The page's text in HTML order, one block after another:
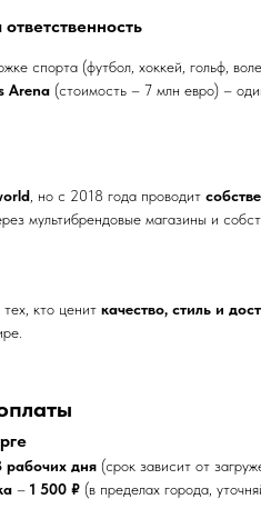
спорта (футбол, хоккей, гольф,
Arena (стоимость – 7 млн евро) –
, но с 2018 года проводит
мультибрендовые магазины и
кто ценит качество, стиль и
рабочих дня (срок зависит от
– 1 500 ₽ (в пределах города,